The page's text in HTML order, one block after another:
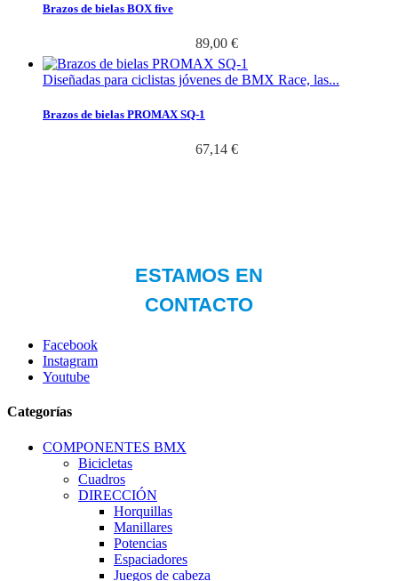
Brazos de bielas BOX five
89,00 €
Diseñadas para ciclistas jóvenes de BMX Race, las...
Brazos de bielas PROMAX SQ-1
67,14 €
Facebook
Instagram
Youtube
Categorías
COMPONENTES BMX
Bicicletas
Cuadros
DIRECCIÓN
Horquillas
Manillares
Potencias
Espaciadores
Juegos de cabeza